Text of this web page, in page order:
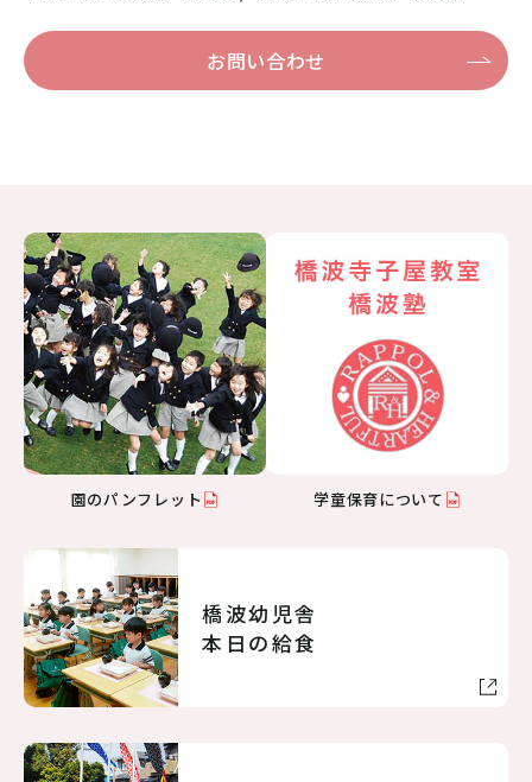
お問い合わせ
園のパンフレット 学童保育について
橋波幼児舎
本日の給食